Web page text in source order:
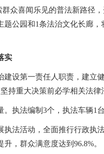
众喜闻乐见的普法新路径
题公园和1条法治文化长廊
实
设第一责任人职责，建立
持重大决策前必学相关法律
执法编制 3个，执法车辆1
法活动，全面推行行政执
，群众满意度达到96.8%。